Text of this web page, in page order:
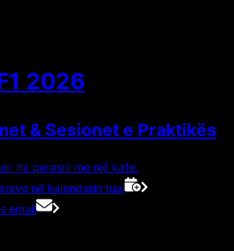
2026
& Sesionet e Praktikës
na qerasni me një kafe.
në kalendarin tuaj
email